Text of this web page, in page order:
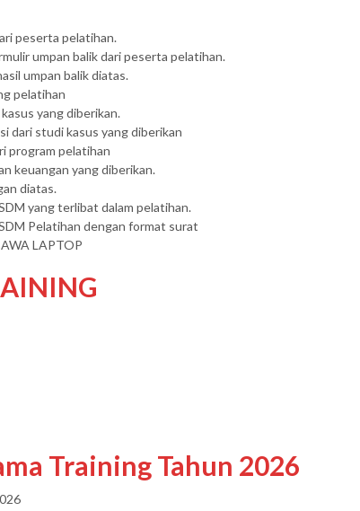
peserta pelatihan.
umpan balik dari peserta pelatihan.
umpan balik diatas.
pelatihan
yang diberikan.
dari studi kasus yang diberikan
program pelatihan
keuangan yang diberikan.
diatas.
yang terlibat dalam pelatihan.
Pelatihan dengan format surat
LAPTOP
Training Tahun 2026